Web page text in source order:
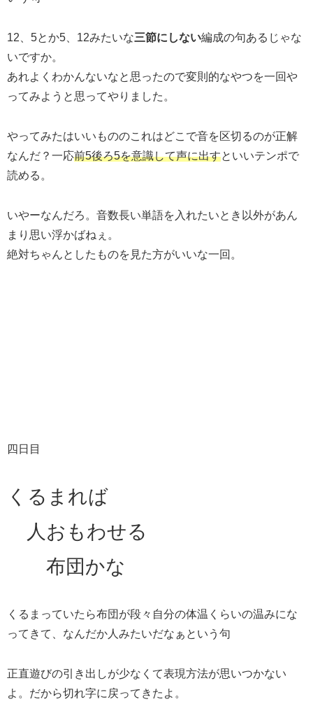
12、5とか5、12みたいな三節にしない編成の句あるじゃな
いですか。
あれよくわかんないなと思ったので変則的なやつを一回や
ってみようと思ってやりました。
やってみたはいいもののこれはどこで音を区切るのが正解
なんだ？一応前5後ろ5を意識して声に出すといいテンポで
読める。
いやーなんだろ。音数長い単語を入れたいとき以外があん
まり思い浮かばねぇ。
絶対ちゃんとしたものを見た方がいいな一回。
四日目
くるまれば
人おもわせる
布団かな
くるまっていたら布団が段々自分の体温くらいの温みにな
ってきて、なんだか人みたいだなぁという句
正直遊びの引き出しが少なくて表現方法が思いつかない
よ。だから切れ字に戻ってきたよ。